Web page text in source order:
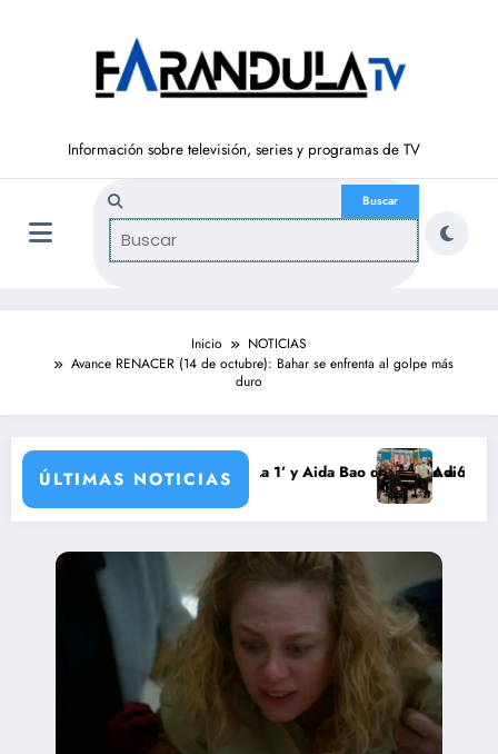
Información sobre televisión, series y programas de TV
Inicio
NOTICIAS
Avance RENACER (14 de octubre): Bahar se enfrenta al golpe más
duro
ÚLTIMAS NOTICIAS
a ‘La Hora de La 1’ y Aida Bao da el salto a ‘Mañaneros 360’
Adiós a ‘Cine de